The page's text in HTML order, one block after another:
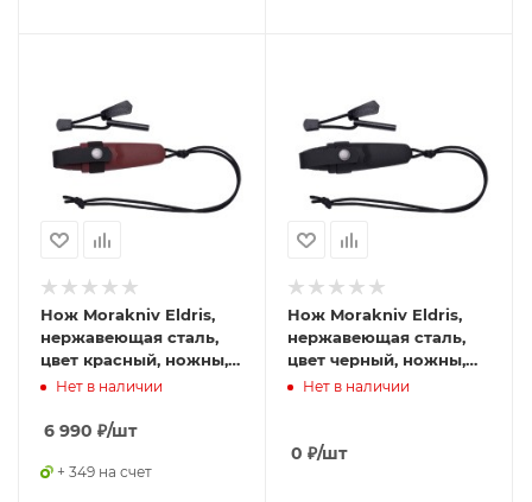
Нож Morakniv Eldris,
нержавеющая сталь,
цвет красный, ножны,
шнурок, огниво, 13524
Нет в наличии
6 990 ₽/шт
+ 349 на счет
Нож Morakniv Eldris,
нержавеющая сталь,
цвет черный, ножны,
шнурок, огниво, 13525
Нет в наличии
0 ₽/шт